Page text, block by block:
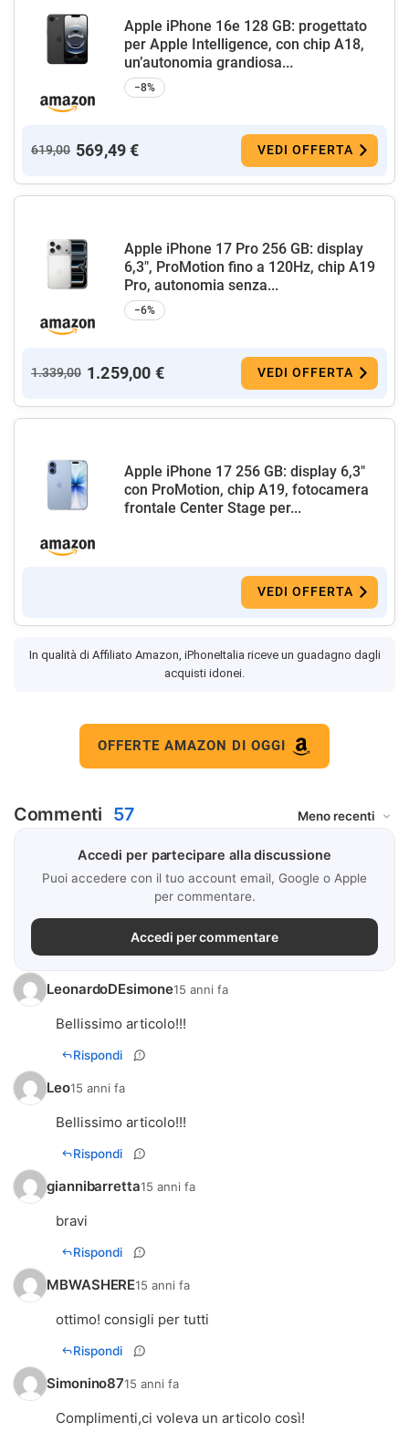
Apple iPhone 16e 128 GB: progettato
per Apple Intelligence, con chip A18,
un’autonomia grandiosa...
−8%
619,00 569,49 € VEDI OFFERTA
Apple iPhone 17 Pro 256 GB: display
6,3", ProMotion fino a 120Hz, chip A19
Pro, autonomia senza...
−6%
1.339,00 1.259,00 € VEDI OFFERTA
Apple iPhone 17 256 GB: display 6,3"
con ProMotion, chip A19, fotocamera
frontale Center Stage per...
VEDI OFFERTA
In qualità di Affiliato Amazon, iPhoneItalia riceve un guadagno dagli
acquisti idonei.
OFFERTE AMAZON DI OGGI
Commenti 57
Accedi per partecipare alla discussione
Puoi accedere con il tuo account email, Google o Apple
per commentare.
Accedi per commentare
LeonardoDEsimone15 anni fa
Bellissimo articolo!!!
Rispondi
Leo15 anni fa
Bellissimo articolo!!!
Rispondi
giannibarretta15 anni fa
bravi
Rispondi
MBWASHERE15 anni fa
ottimo! consigli per tutti
Rispondi
Simonino8715 anni fa
Complimenti,ci voleva un articolo così!